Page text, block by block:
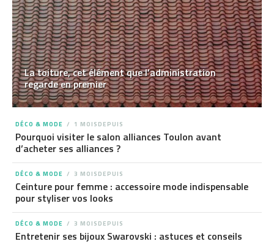
La toiture, cet élément que l’administration
regarde en premier
DÉCO & MODE 1 MOISDEPUIS
Pourquoi visiter le salon alliances Toulon avant
d’acheter ses alliances ?
DÉCO & MODE 3 MOISDEPUIS
Ceinture pour femme : accessoire mode indispensable
pour styliser vos looks
DÉCO & MODE 3 MOISDEPUIS
Entretenir ses bijoux Swarovski : astuces et conseils